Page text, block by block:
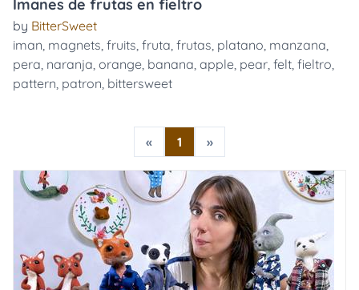
Imanes de frutas en fieltro
by BitterSweet
iman, magnets, fruits, fruta, frutas, platano, manzana,
pera, naranja, orange, banana, apple, pear, felt, fieltro,
pattern, patron, bittersweet
« 1 »